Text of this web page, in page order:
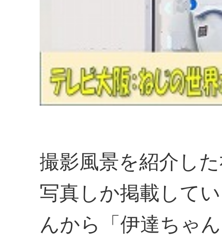
撮影風景を紹介し
写真しか掲載して
んから「伊達ちゃ